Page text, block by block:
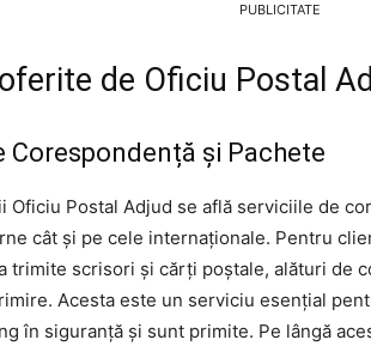
PUBLICITATE
de Oficiu Postal
Corespondență și Pachete
Oficiu Postal Adjud se află serviciile de
cât și pe cele internaționale. Pentru
trimite scrisori și cărți poștale, alături de
Acesta este un serviciu esențial
în siguranță și sunt primite. Pe lângă